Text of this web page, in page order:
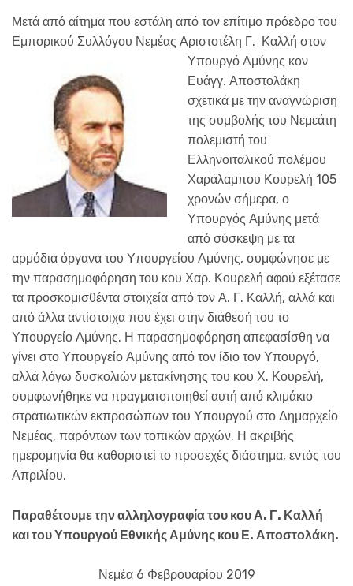
Μετά από αίτημα που εστάλη από τον επίτιμο πρόεδρο του
Εμπορικού Συλλόγου Νεμέας Αριστοτέλη Γ. Καλλή στον
Υπουργό Αμύνης κον
Ευάγγ. Αποστολάκη
σχετικά με την αναγνώριση
της συμβολής του Νεμεάτη
πολεμιστή του
Ελληνοιταλικού πολέμου
Χαράλαμπου Κουρελή 105
χρονών σήμερα, ο
Υπουργός Αμύνης μετά
από σύσκεψη με τα
αρμόδια όργανα του Υπουργείου Αμύνης, συμφώνησε με
την παρασημοφόρηση του κου Χαρ. Κουρελή αφού εξέτασε
τα προσκομισθέντα στοιχεία από τον Α. Γ. Καλλή, αλλά και
από άλλα αντίστοιχα που έχει στην διάθεσή του το
Υπουργείο Αμύνης. Η παρασημοφόρηση απεφασίσθη να
γίνει στο Υπουργείο Αμύνης από τον ίδιο τον Υπουργό,
αλλά λόγω δυσκολιών μετακίνησης του κου Χ. Κουρελή,
συμφωνήθηκε να πραγματοποιηθεί αυτή από κλιμάκιο
στρατιωτικών εκπροσώπων του Υπουργού στο Δημαρχείο
Νεμέας, παρόντων των τοπικών αρχών. Η ακριβής
ημερομηνία θα καθοριστεί το προσεχές διάστημα, εντός του
Απριλίου.
Παραθέτουμε την αλληλογραφία του κου Α. Γ. Καλλή
και του Υπουργού Εθνικής Αμύνης κου Ε. Αποστολάκη.
Νεμέα 6 Φεβρουαρίου 2019